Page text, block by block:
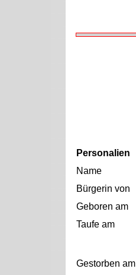
Personalien
Name
Bürgerin von
Geboren am
Taufe am
Gestorben am